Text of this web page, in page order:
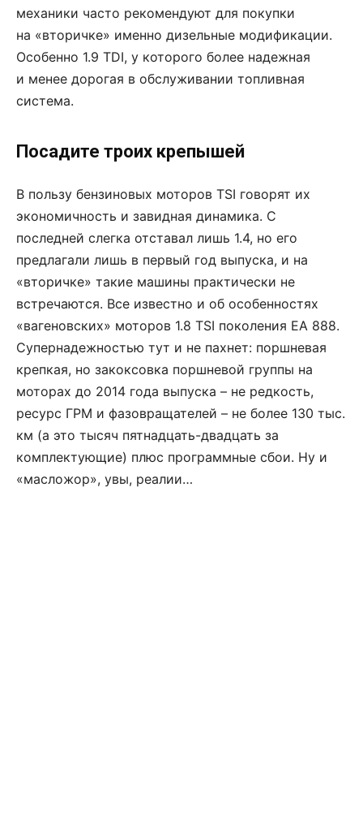
механики часто рекомендуют для покупки
на «вторичке» именно дизельные модификации.
Особенно 1.9 TDI, у которого более надежная
и менее дорогая в обслуживании топливная
система.
Посадите троих крепышей
В пользу бензиновых моторов TSI говорят их
экономичность и завидная динамика. С
последней слегка отставал лишь 1.4, но его
предлагали лишь в первый год выпуска, и на
«вторичке» такие машины практически не
встречаются. Все известно и об особенностях
«вагеновских» моторов 1.8 TSI поколения EA 888.
Супернадежностью тут и не пахнет: поршневая
крепкая, но закоксовка поршневой группы на
моторах до 2014 года выпуска – не редкость,
ресурс ГРМ и фазовращателей – не более 130 тыс.
км (а это тысяч пятнадцать-двадцать за
комплектующие) плюс программные сбои. Ну и
«масложор», увы, реалии…